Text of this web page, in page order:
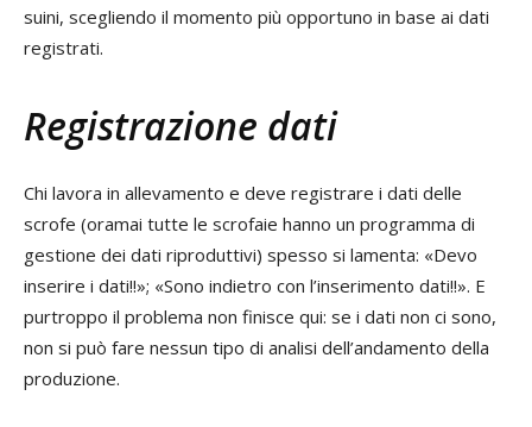
suini, scegliendo il momento più opportuno in base ai dati
registrati.
Registrazione dati
Chi lavora in allevamento e deve registrare i dati delle
scrofe (oramai tutte le scrofaie hanno un programma di
gestione dei dati riproduttivi) spesso si lamenta: «Devo
inserire i dati!!»; «Sono indietro con l’inserimento dati!!». E
purtroppo il problema non finisce qui: se i dati non ci sono,
non si può fare nessun tipo di analisi dell’andamento della
produzione.